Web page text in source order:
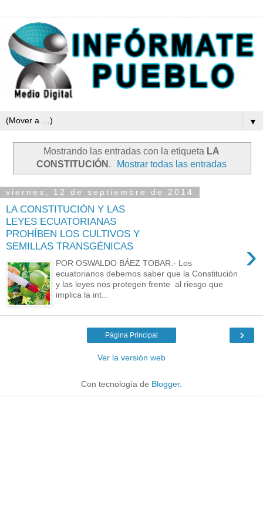
▼
Mostrando las entradas con la etiqueta LA
CONSTITUCIÓN . Mostrar todas las entradas
viernes, 12 de septiembre de 2014
LA CONSTITUCIÓN Y LAS
LEYES ECUATORIANAS
PROHÍBEN LOS CULTIVOS Y
SEMILLAS TRANSGÉNICAS
›
POR OSWALDO BÁEZ TOBAR.- Los
ecuatorianos debemos saber que la Constitución
y las leyes nos protegen frente al riesgo que
implica la int...
›
Página Principal
Ver la versión web
Con tecnología de Blogger.